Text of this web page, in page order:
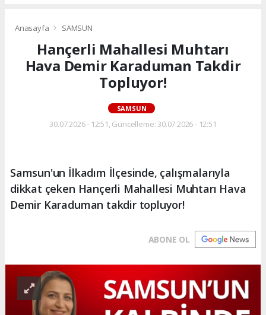
Anasayfa SAMSUN
Hançerli Mahallesi Muhtarı
Hava Demir Karaduman Takdir
Topluyor!
SAMSUN
30.07.2026 - 12:51, Güncelleme: 30.07.2026 - 12:51
Samsun'un İlkadım İlçesinde, çalışmalarıyla
dikkat çeken Hançerli Mahallesi Muhtarı Hava
Demir Karaduman takdir topluyor!
ABONE OL